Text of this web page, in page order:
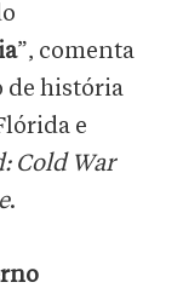
”, comenta
de história
e
Cold War
.